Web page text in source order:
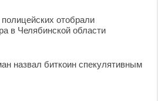
отобрали
в Челябинской области
назвал биткоин спекулятивным